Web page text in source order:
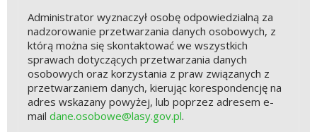
Administrator wyznaczył osobę odpowiedzialną za
nadzorowanie przetwarzania danych osobowych, z
którą można się skontaktować we wszystkich
sprawach dotyczących przetwarzania danych
osobowych oraz korzystania z praw związanych z
przetwarzaniem danych, kierując korespondencję na
adres wskazany powyżej, lub poprzez adresem e-
mail dane.osobowe@lasy.gov.pl.